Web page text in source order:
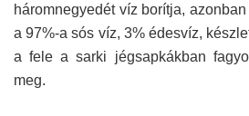
háromnegyedét víz borítja,
a 97%-a sós víz, 3% édesvíz,
a fele a sarki jégsapkákban
meg.